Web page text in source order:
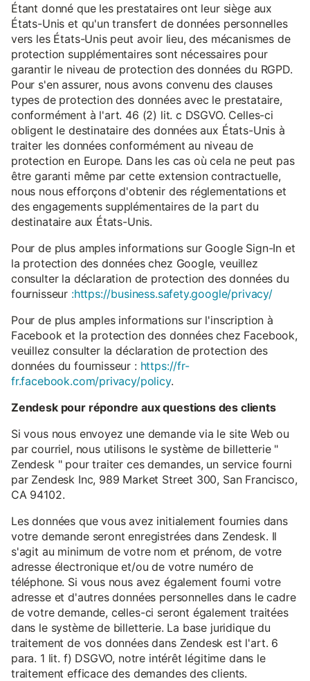
Étant donné que les prestataires ont leur siège aux
États-Unis et qu'un transfert de données personnelles
vers les États-Unis peut avoir lieu, des mécanismes de
protection supplémentaires sont nécessaires pour
garantir le niveau de protection des données du RGPD.
Pour s'en assurer, nous avons convenu des clauses
types de protection des données avec le prestataire,
conformément à l'art. 46 (2) lit. c DSGVO. Celles-ci
obligent le destinataire des données aux États-Unis à
traiter les données conformément au niveau de
protection en Europe. Dans les cas où cela ne peut pas
être garanti même par cette extension contractuelle,
nous nous efforçons d'obtenir des réglementations et
des engagements supplémentaires de la part du
destinataire aux États-Unis.
Pour de plus amples informations sur Google Sign-In et
la protection des données chez Google, veuillez
consulter la déclaration de protection des données du
fournisseur :https://business.safety.google/privacy/
Pour de plus amples informations sur l'inscription à
Facebook et la protection des données chez Facebook,
veuillez consulter la déclaration de protection des
données du fournisseur : https://fr-
fr.facebook.com/privacy/policy.
Zendesk pour répondre aux questions des clients
Si vous nous envoyez une demande via le site Web ou
par courriel, nous utilisons le système de billetterie "
Zendesk " pour traiter ces demandes, un service fourni
par Zendesk Inc, 989 Market Street 300, San Francisco,
CA 94102.
Les données que vous avez initialement fournies dans
votre demande seront enregistrées dans Zendesk. Il
s'agit au minimum de votre nom et prénom, de votre
adresse électronique et/ou de votre numéro de
téléphone. Si vous nous avez également fourni votre
adresse et d'autres données personnelles dans le cadre
de votre demande, celles-ci seront également traitées
dans le système de billetterie. La base juridique du
traitement de vos données dans Zendesk est l'art. 6
para. 1 lit. f) DSGVO, notre intérêt légitime dans le
traitement efficace des demandes des clients.